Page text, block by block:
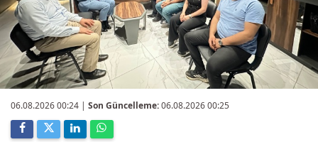
06.08.2026 00:24 | Son Güncelleme:06.08.2026 00:25